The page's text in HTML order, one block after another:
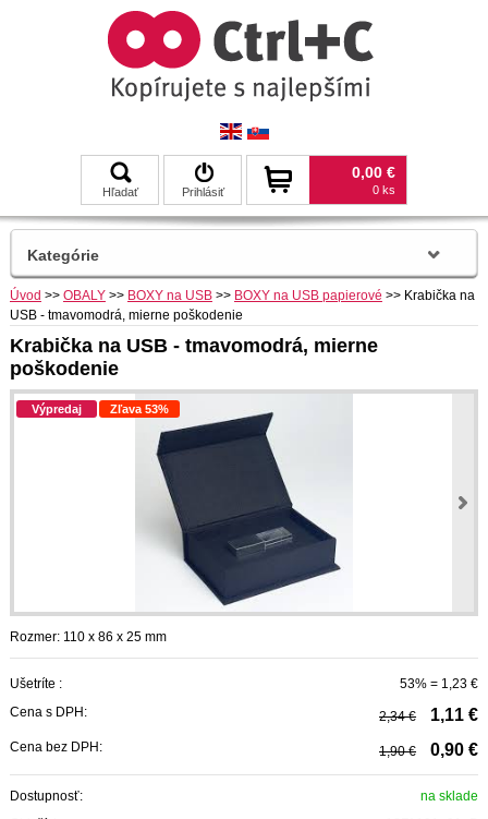
Hľadať Prihlásiť
0,00 €
0 ks
Úvod >> OBALY >> BOXY na USB >> BOXY na USB papierové >> Krabička na
USB - tmavomodrá, mierne poškodenie
Krabička na USB - tmavomodrá, mierne
poškodenie
Výpredaj Zľava 53%
Rozmer: 110 x 86 x 25 mm
Ušetríte :
53% = 1,23 €
Cena s DPH:
2,34 € 1,11 €
Cena bez DPH: 1,90 € 0,90 €
Dostupnosť:
na sklade
Kategórie